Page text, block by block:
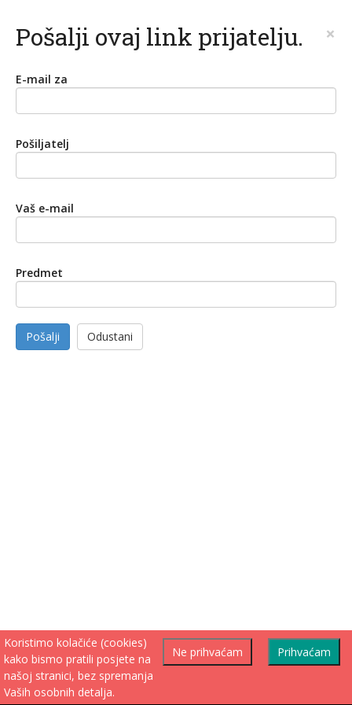
Pošalji ovaj link prijatelju. ×
E-mail za
Pošiljatelj
Vaš e-mail
Predmet
Pošalji Odustani
Prihvaćam
Ne prihvaćam
Koristimo kolačiće (cookies)
kako bismo pratili posjete na
našoj stranici, bez spremanja
Vaših osobnih detalja.